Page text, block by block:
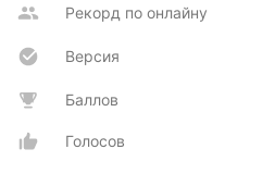
Рекорд по онлайну
Версия
Баллов
Голосов